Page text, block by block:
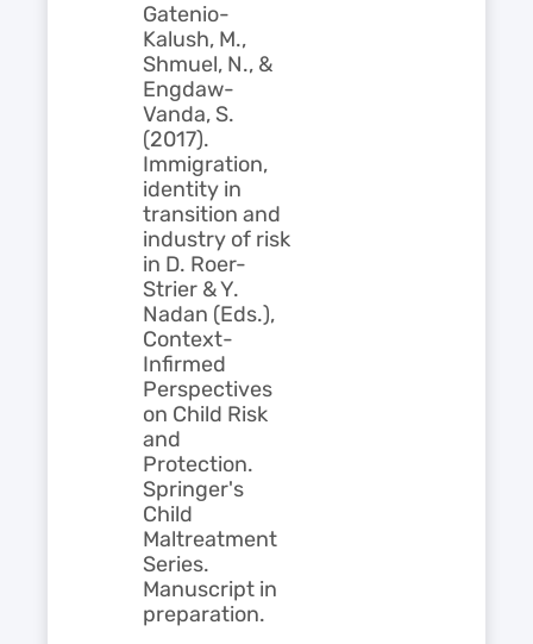
Gatenio-
Kalush, M.,
Shmuel, N., &
Engdaw-
Vanda, S.
(2017).
Immigration,
identity in
transition and
industry of risk
in D. Roer-
Strier & Y.
Nadan (Eds.),
Context-
Infirmed
Perspectives
on Child Risk
and
Protection.
Springer's
Child
Maltreatment
Series.
Manuscript in
preparation.